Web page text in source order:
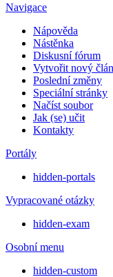
Navigace
Nápověda
Nástěnka
Diskusní fórum
Vytvořit nový
Poslední změny
Speciální stránky
Načíst soubor
Jak (se) učit
Kontakty
Portály
hidden-portals
Vypracované otázky
hidden-exam
Osobní menu
hidden-custom